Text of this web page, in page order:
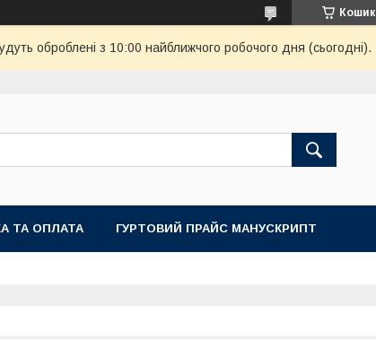
Кошик
оброблені з 10:00 найближчого робочого дня (сьогодні).
ТА ОПЛАТА ГУРТОВИЙ ПРАЙС МАНУСКРИПТ